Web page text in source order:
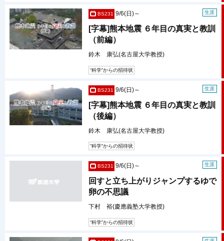
BS231 生涯
9/6(日)～
[字幕]熊本地震 ６年目の真実と教訓
（前編）
鈴木 康弘(名古屋大学教授)
“科学”からの招待状
BS231 生涯
9/6(日)～
[字幕]熊本地震 ６年目の真実と教訓
（後編）
鈴木 康弘(名古屋大学教授)
“科学”からの招待状
BS231 生涯
9/6(日)～
回すと立ち上がりジャンプするゆで
卵の不思議
下村 裕(慶應義塾大学教授)
“科学”からの招待状